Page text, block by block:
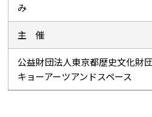
み
主 催
公益財団法人東京都歴史文化財
キョーアーツアンドスペース